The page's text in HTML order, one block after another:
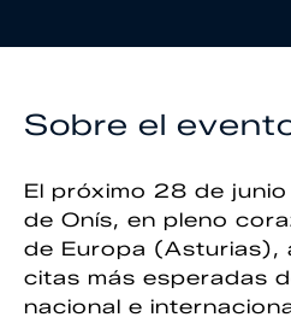
Sobre el
El próximo 28 de
de Onís, en pleno
de Europa (Asturias),
citas más esperadas
nacional e